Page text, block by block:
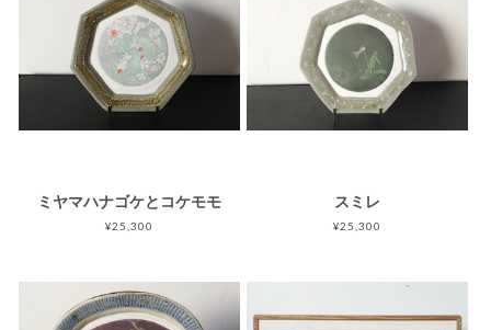
ミヤマハナゴケとコケモモ
¥25,300
スミレ
¥25,300